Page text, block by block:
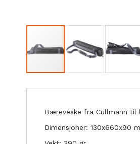
Bæreveske fra Cullmann
Dimensjoner: 130x660x90